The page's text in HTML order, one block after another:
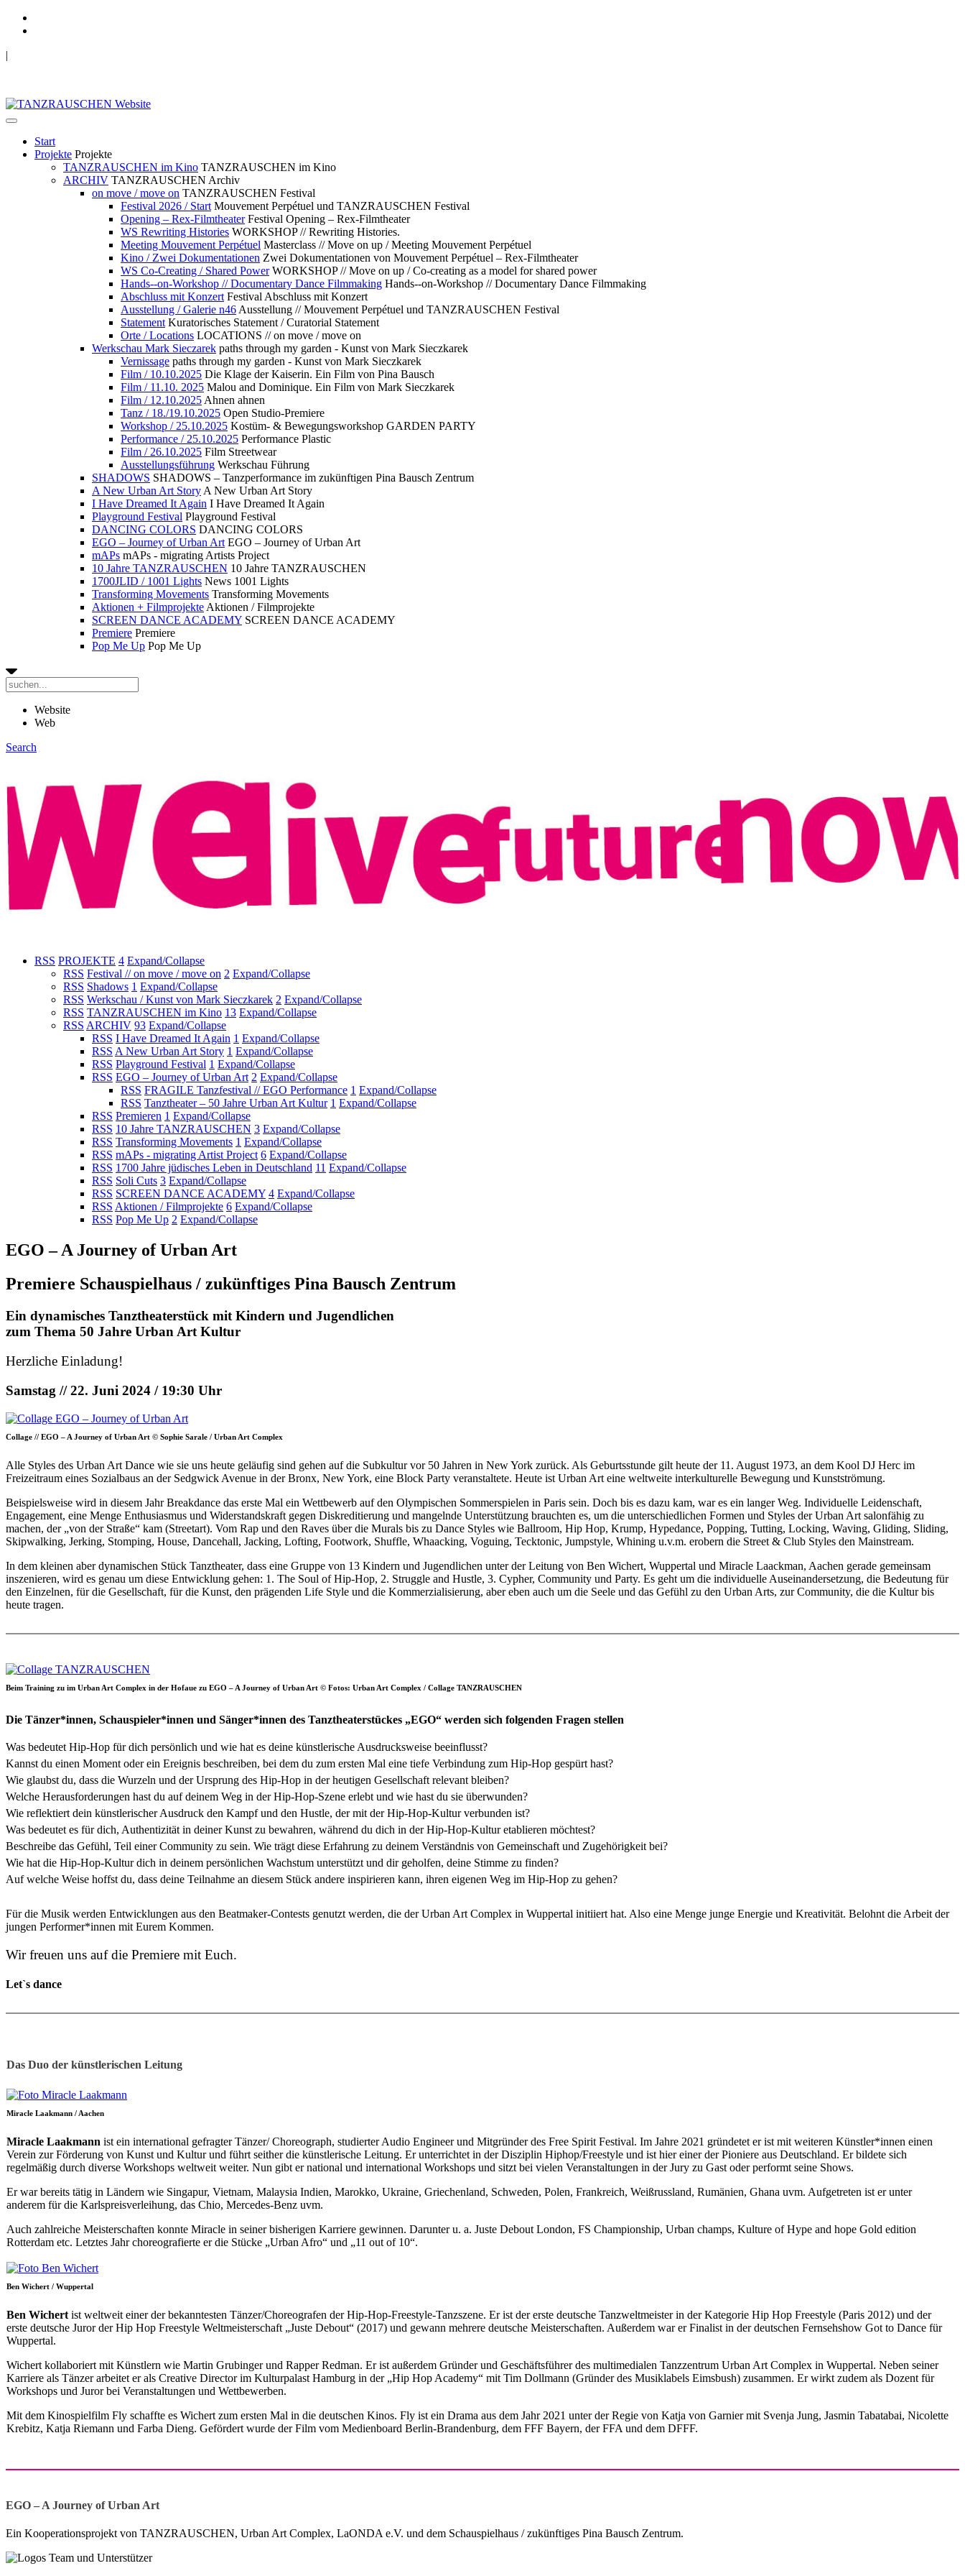
|
Start
Projekte Projekte
TANZRAUSCHEN im Kino TANZRAUSCHEN im Kino
ARCHIV TANZRAUSCHEN Archiv
on move / move on TANZRAUSCHEN Festival
Festival 2026 / Start Mouvement Perpétuel und TANZRAUSCHEN Festival
Opening – Rex-Filmtheater Festival Opening – Rex-Filmtheater
WS Rewriting Histories WORKSHOP // Rewriting Histories.
Meeting Mouvement Perpétuel Masterclass // Move on up / Meeting Mouvement Perpétuel
Kino / Zwei Dokumentationen Zwei Dokumentationen von Mouvement Perpétuel – Rex-Filmtheater
WS Co-Creating / Shared Power WORKSHOP // Move on up / Co-creating as a model for shared power
Hands--on-Workshop // Documentary Dance Filmmaking Hands--on-Workshop // Documentary Dance Filmmaking
Abschluss mit Konzert Festival Abschluss mit Konzert
Ausstellung / Galerie n46 Ausstellung // Mouvement Perpétuel und TANZRAUSCHEN Festival
Statement Kuratorisches Statement / Curatorial Statement
Orte / Locations LOCATIONS // on move / move on
Werkschau Mark Sieczarek paths through my garden - Kunst von Mark Sieczkarek
Vernissage paths through my garden - Kunst von Mark Sieczkarek
Film / 10.10.2025 Die Klage der Kaiserin. Ein Film von Pina Bausch
Film / 11.10. 2025 Malou and Dominique. Ein Film von Mark Sieczkarek
Film / 12.10.2025 Ahnen ahnen
Tanz / 18./19.10.2025 Open Studio-Premiere
Workshop / 25.10.2025 Kostüm- & Bewegungsworkshop GARDEN PARTY
Performance / 25.10.2025 Performance Plastic
Film / 26.10.2025 Film Streetwear
Ausstellungsführung Werkschau Führung
SHADOWS SHADOWS – Tanzperformance im zukünftigen Pina Bausch Zentrum
A New Urban Art Story A New Urban Art Story
I Have Dreamed It Again I Have Dreamed It Again
Playground Festival Playground Festival
DANCING COLORS DANCING COLORS
EGO – Journey of Urban Art EGO – Journey of Urban Art
mAPs mAPs - migrating Artists Project
10 Jahre TANZRAUSCHEN 10 Jahre TANZRAUSCHEN
1700JLID / 1001 Lights News 1001 Lights
Transforming Movements Transforming Movements
Aktionen + Filmprojekte Aktionen / Filmprojekte
SCREEN DANCE ACADEMY SCREEN DANCE ACADEMY
Premiere Premiere
Pop Me Up Pop Me Up
Website
Web
Search
RSS PROJEKTE 4 Expand/Collapse
RSS Festival // on move / move on 2 Expand/Collapse
RSS Shadows 1 Expand/Collapse
RSS Werkschau / Kunst von Mark Sieczkarek 2 Expand/Collapse
RSS TANZRAUSCHEN im Kino 13 Expand/Collapse
RSS ARCHIV 93 Expand/Collapse
RSS I Have Dreamed It Again 1 Expand/Collapse
RSS A New Urban Art Story 1 Expand/Collapse
RSS Playground Festival 1 Expand/Collapse
RSS EGO – Journey of Urban Art 2 Expand/Collapse
RSS FRAGILE Tanzfestival // EGO Performance 1 Expand/Collapse
RSS Tanztheater – 50 Jahre Urban Art Kultur 1 Expand/Collapse
RSS Premieren 1 Expand/Collapse
RSS 10 Jahre TANZRAUSCHEN 3 Expand/Collapse
RSS Transforming Movements 1 Expand/Collapse
RSS mAPs - migrating Artist Project 6 Expand/Collapse
RSS 1700 Jahre jüdisches Leben in Deutschland 11 Expand/Collapse
RSS Soli Cuts 3 Expand/Collapse
RSS SCREEN DANCE ACADEMY 4 Expand/Collapse
RSS Aktionen / Filmprojekte 6 Expand/Collapse
RSS Pop Me Up 2 Expand/Collapse
EGO – A Journey of Urban Art
Premiere Schauspielhaus / zukünftiges Pina Bausch Zentrum
Ein dynamisches Tanztheaterstück mit Kindern und Jugendlichen
zum Thema 50 Jahre Urban Art Kultur
Herzliche Einladung!
Samstag // 22. Juni 2024 / 19:30 Uhr
Collage // EGO – A Journey of Urban Art © Sophie Sarale / Urban Art Complex
Alle Styles des Urban Art Dance wie sie uns heute geläufig sind gehen auf die Subkultur vor 50 Jahren in New York zurück. Als Geburtsstunde gilt heute der 11. August 1973, an dem Kool DJ Herc im
Freizeitraum eines Sozialbaus an der Sedgwick Avenue in der Bronx, New York, eine Block Party veranstaltete. Heute ist Urban Art eine weltweite interkulturelle Bewegung und Kunstströmung.
Beispielsweise wird in diesem Jahr Breakdance das erste Mal ein Wettbewerb auf den Olympischen Sommerspielen in Paris sein. Doch bis es dazu kam, war es ein langer Weg. Individuelle Leidenschaft,
Engagement, eine Menge Enthusiasmus und Widerstandskraft gegen Diskreditierung und mangelnde Unterstützung brauchten es, um die unterschiedlichen Formen und Styles der Urban Art salonfähig zu
machen, der „von der Straße“ kam (Streetart). Vom Rap und den Raves über die Murals bis zu Dance Styles wie Ballroom, Hip Hop, Krump, Hypedance, Popping, Tutting, Locking, Waving, Gliding, Sliding,
Skipwalking, Jerking, Stomping, House, Dancehall, Jacking, Lofting, Footwork, Shuffle, Whaacking, Voguing, Tecktonic, Jumpstyle, Whining u.v.m. erobern die Street & Club Styles den Mainstream.
In dem kleinen aber dynamischen Stück Tanztheater, dass eine Gruppe von 13 Kindern und Jugendlichen unter der Leitung von Ben Wichert, Wuppertal und Miracle Laackman, Aachen gerade gemeinsam
inszenieren, wird es genau um diese Entwicklung gehen: 1. The Soul of Hip-Hop, 2. Struggle and Hustle, 3. Cypher, Community und Party. Es geht um die individuelle Auseinandersetzung, die Bedeutung für
den Einzelnen, für die Gesellschaft, für die Kunst, den prägenden Life Style und die Kommerzialisierung, aber eben auch um die Seele und das Gefühl zu den Urban Arts, zur Community, die die Kultur bis
heute tragen.
Beim Training zu im Urban Art Complex in der Hofaue zu EGO – A Journey of Urban Art © Fotos: Urban Art Complex / Collage TANZRAUSCHEN
Die Tänzer*innen, Schauspieler*innen und Sänger*innen des Tanztheaterstückes „EGO“ werden sich folgenden Fragen stellen
Was bedeutet Hip-Hop für dich persönlich und wie hat es deine künstlerische Ausdrucksweise beeinflusst?
Kannst du einen Moment oder ein Ereignis beschreiben, bei dem du zum ersten Mal eine tiefe Verbindung zum Hip-Hop gespürt hast?
Wie glaubst du, dass die Wurzeln und der Ursprung des Hip-Hop in der heutigen Gesellschaft relevant bleiben?
Welche Herausforderungen hast du auf deinem Weg in der Hip-Hop-Szene erlebt und wie hast du sie überwunden?
Wie reflektiert dein künstlerischer Ausdruck den Kampf und den Hustle, der mit der Hip-Hop-Kultur verbunden ist?
Was bedeutet es für dich, Authentizität in deiner Kunst zu bewahren, während du dich in der Hip-Hop-Kultur etablieren möchtest?
Beschreibe das Gefühl, Teil einer Community zu sein. Wie trägt diese Erfahrung zu deinem Verständnis von Gemeinschaft und Zugehörigkeit bei?
Wie hat die Hip-Hop-Kultur dich in deinem persönlichen Wachstum unterstützt und dir geholfen, deine Stimme zu finden?
Auf welche Weise hoffst du, dass deine Teilnahme an diesem Stück andere inspirieren kann, ihren eigenen Weg im Hip-Hop zu gehen?
Für die Musik werden Entwicklungen aus den Beatmaker-Contests genutzt werden, die der Urban Art Complex in Wuppertal initiiert hat. Also eine Menge junge Energie und Kreativität. Belohnt die Arbeit der
jungen Performer*innen mit Eurem Kommen.
Wir freuen uns auf die Premiere mit Euch.
Let`s dance
Das Duo der künstlerischen Leitung
Miracle Laakmann / Aachen
Miracle Laakmann ist ein international gefragter Tänzer/ Choreograph, studierter Audio Engineer und Mitgründer des Free Spirit Festival. Im Jahre 2021 gründetet er ist mit weiteren Künstler*innen einen
Verein zur Förderung von Kunst und Kultur und führt seither die künstlerische Leitung. Er unterrichtet in der Disziplin Hiphop/Freestyle und ist hier einer der Pioniere aus Deutschland. Er bildete sich
regelmäßig durch diverse Workshops weltweit weiter. Nun gibt er national und international Workshops und sitzt bei vielen Veranstaltungen in der Jury zu Gast oder performt seine Shows.
Er war bereits tätig in Ländern wie Singapur, Vietnam, Malaysia Indien, Marokko, Ukraine, Griechenland, Schweden, Polen, Frankreich, Weißrussland, Rumänien, Ghana uvm. Aufgetreten ist er unter
anderem für die Karlspreisverleihung, das Chio, Mercedes-Benz uvm.
Auch zahlreiche Meisterschaften konnte Miracle in seiner bisherigen Karriere gewinnen. Darunter u. a. Juste Debout London, FS Championship, Urban champs, Kulture of Hype and hope Gold edition
Rotterdam etc. Letztes Jahr choreografierte er die Stücke „Urban Afro“ und „11 out of 10“.
Ben Wichert / Wuppertal
Ben Wichert ist weltweit einer der bekanntesten Tänzer/Choreografen der Hip-Hop-Freestyle-Tanzszene. Er ist der erste deutsche Tanzweltmeister in der Kategorie Hip Hop Freestyle (Paris 2012) und der
erste deutsche Juror der Hip Hop Freestyle Weltmeisterschaft „Juste Debout“ (2017) und gewann mehrere deutsche Meisterschaften. Außerdem war er Finalist in der deutschen Fernsehshow Got to Dance für
Wuppertal.
Wichert kollaboriert mit Künstlern wie Martin Grubinger und Rapper Redman. Er ist außerdem Gründer und Geschäftsführer des multimedialen Tanzzentrum Urban Art Complex in Wuppertal. Neben seiner
Karriere als Tänzer arbeitet er als Creative Director im Kulturpalast Hamburg in der „Hip Hop Academy“ mit Tim Dollmann (Gründer des Musiklabels Eimsbush) zusammen. Er wirkt zudem als Dozent für
Workshops und Juror bei Veranstaltungen und Wettbewerben.
Mit dem Kinospielfilm Fly schaffte es Wichert zum ersten Mal in die deutschen Kinos. Fly ist ein Drama aus dem Jahr 2021 unter der Regie von Katja von Garnier mit Svenja Jung, Jasmin Tabatabai, Nicolette
Krebitz, Katja Riemann und Farba Dieng. Gefördert wurde der Film vom Medienboard Berlin-Brandenburg, dem FFF Bayern, der FFA und dem DFFF.
EGO – A Journey of Urban Art
Ein Kooperationsprojekt von TANZRAUSCHEN, Urban Art Complex, LaONDA e.V. und dem Schauspielhaus / zukünftiges Pina Bausch Zentrum.